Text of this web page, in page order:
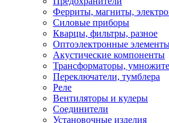
Ферриты, магниты,
Силовые приборы
Кварцы, фильтры, разное
Оптоэлектронные
Акустические компоненты
Трансформаторы,
Переключатели, тумблера
Реле
Вентиляторы и кулеры
Соединители
Установочные изделия